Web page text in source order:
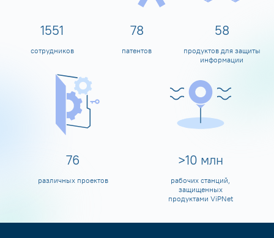
1600
сотрудников
80
патентов
60
продуктов для защиты
информации
80
различных проектов
>10 млн
рабочих станций,
защищенных
продуктами ViPNet